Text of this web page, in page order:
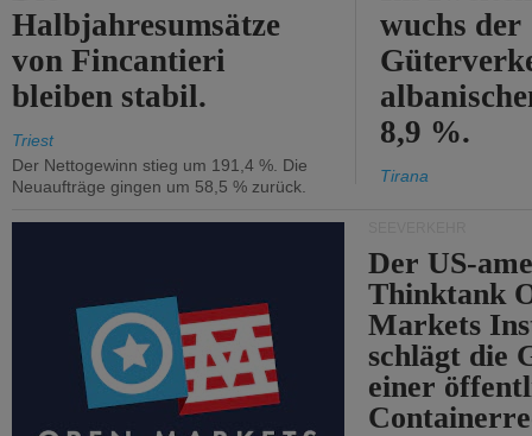
Halbjahresumsätze
von Fincantieri
bleiben stabil.
Triest
Der Nettogewinn stieg um 191,4 %. Die
Neuaufträge gingen um 58,5 % zurück.
wuchs der
8,9 %.
Tirana
Der US-
Thinktank
Markets
schlägt die
einer